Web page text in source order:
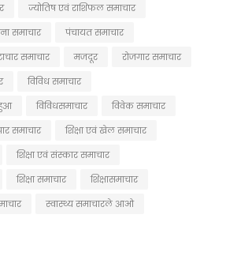
ज्योतिष एवं राशिफल समाचार
समाचार
पंचायत समाचार
समाचार मजदूर
रोजगार समाचार
विविध समाचार
विविधसमाचार
विवेक समाचार
समाचार
शिक्षा एवं खेल समाचार
शिक्षा एवं संस्कार समाचार
शिक्षा समाचार
शिक्षासमाचार
स्वास्थ्य समाचारले आओ